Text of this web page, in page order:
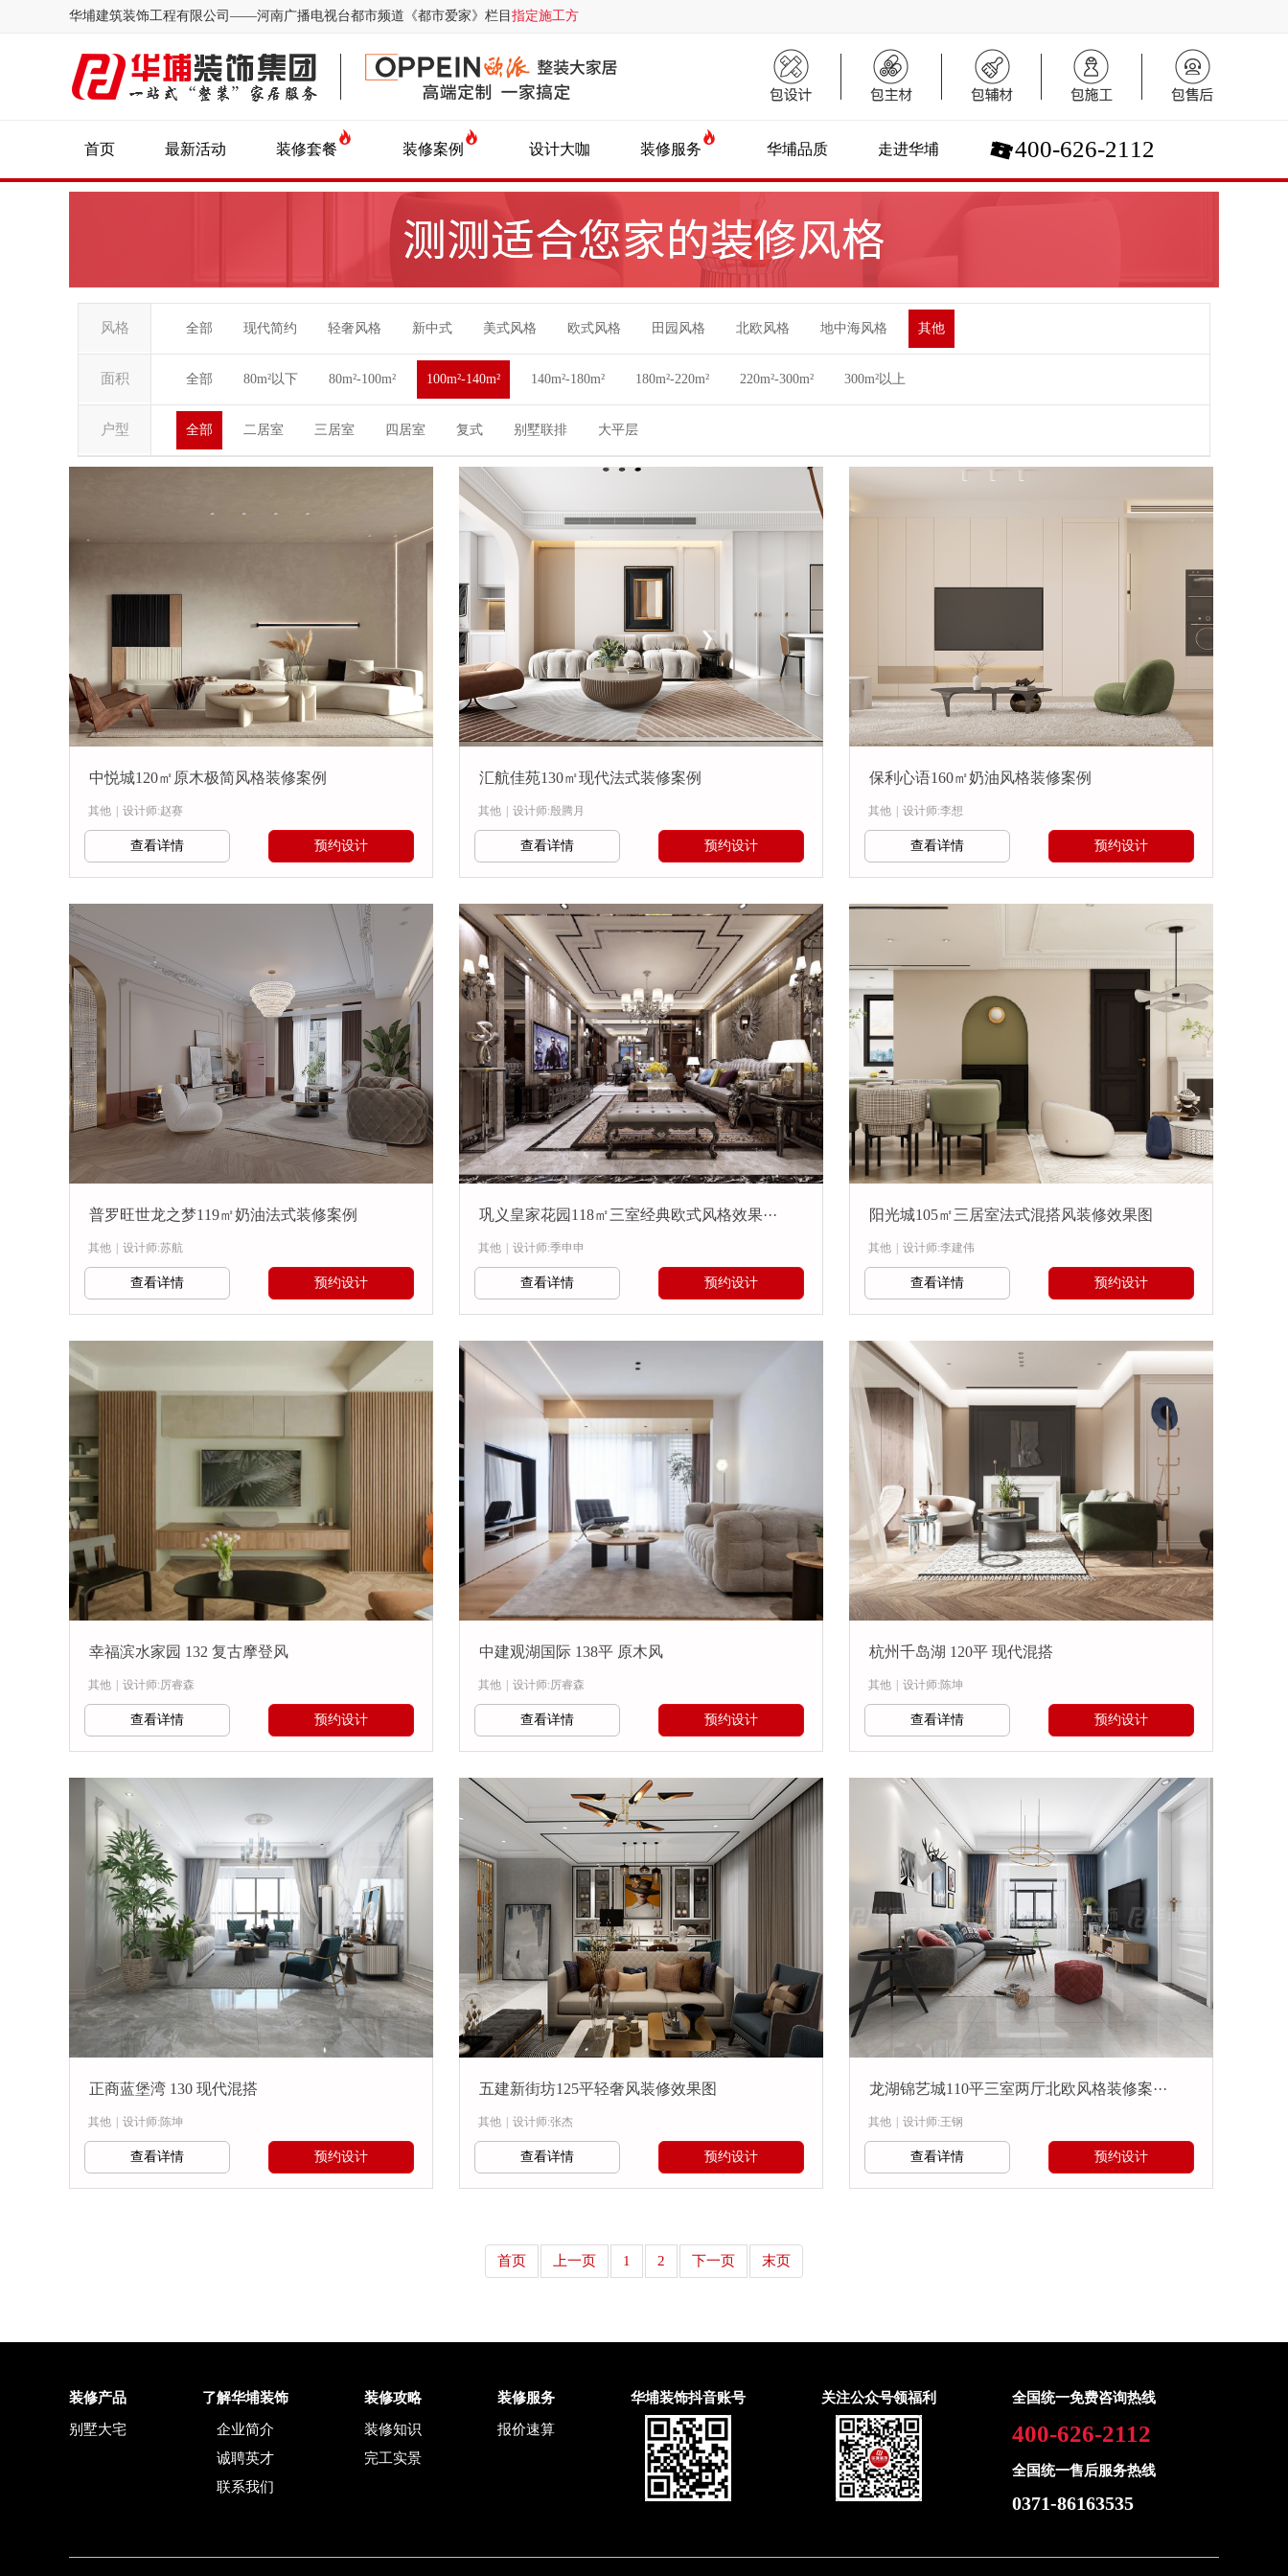
华埔建筑装饰工程有限公司——河南广播电视台都市频道《都市爱家》栏目 指定施工方
首页 最新活动 装修套餐 装修案例 设计大咖 装修服务 华埔品质 走进华埔 400-626-2112
风格 全部 现代简约 轻奢风格 新中式 美式风格 欧式风格 田园风格 北欧风格 地中海风格 其他
面积 全部 80m²以下 80m²-100m² 100m²-140m² 140m²-180m² 180m²-220m² 220m²-300m² 300m²以上
户型 全部 二居室 三居室 四居室 复式 别墅联排 大平层
中悦城120㎡原木极简风格装修案例
其他 设计师:赵赛
查看详情 预约设计
汇航佳苑130㎡现代法式装修案例
其他 设计师:殷腾月
查看详情 预约设计
保利心语160㎡奶油风格装修案例
其他 设计师:李想
查看详情 预约设计
普罗旺世龙之梦119㎡奶油法式装修案例
其他 设计师:苏航
查看详情 预约设计
巩义皇家花园118㎡三室经典欧式风格效果···
其他 设计师:季申申
查看详情 预约设计
阳光城105㎡三居室法式混搭风装修效果图
其他 设计师:李建伟
查看详情 预约设计
幸福滨水家园 132 复古摩登风
其他 设计师:厉睿森
查看详情 预约设计
中建观湖国际 138平 原木风
其他 设计师:厉睿森
查看详情 预约设计
杭州千岛湖 120平 现代混搭
其他 设计师:陈坤
查看详情 预约设计
正商蓝堡湾 130 现代混搭
其他 设计师:陈坤
查看详情 预约设计
五建新街坊125平轻奢风装修效果图
其他 设计师:张杰
查看详情 预约设计
龙湖锦艺城110平三室两厅北欧风格装修案···
其他 设计师:王钢
查看详情 预约设计
首页 上一页 1 2 下一页 末页
装修产品
别墅大宅
了解华埔装饰
企业简介
诚聘英才
联系我们
装修攻略
装修知识
完工实景
装修服务
报价速算
华埔装饰抖音账号 关注公众号领福利 全国统一免费咨询热线
400-626-2112
全国统一售后服务热线
0371-86163535